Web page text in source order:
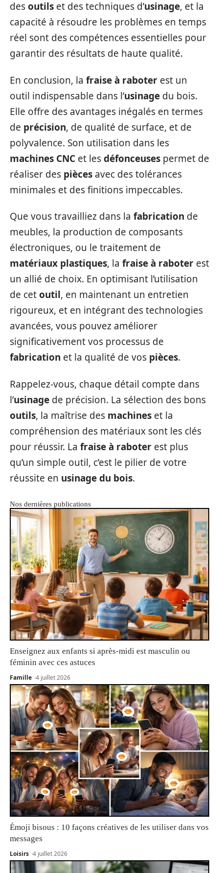
desoutils et des techniques d’usinage, et la
capacité à résoudre les problèmes en temps
réel sont des compétences essentielles pour
garantir des résultats de haute qualité.
En conclusion, la fraise à raboter est un
outil indispensable dans l’usinage du bois.
Elle offre des avantages inégalés en termes
de précision, de qualité de surface, et de
polyvalence. Son utilisation dans les
machines CNC et lesdéfonceuses permet de
réaliser des pièces avec des tolérances
minimales et des finitions impeccables.
Que vous travailliez dans la fabrication de
meubles, la production de composants
électroniques, ou le traitement de
matériaux plastiques, la fraise à raboter est
un allié de choix. En optimisant l’utilisation
de cetoutil, en maintenant un entretien
rigoureux, et en intégrant des technologies
avancées, vous pouvez améliorer
significativement vos processus de
fabrication et la qualité de vos pièces.
Rappelez-vous, chaque détail compte dans
l’usinage de précision. La sélection des bons
outils, la maîtrise des machines et la
compréhension des matériaux sont les clés
pour réussir. La fraise à raboter est plus
qu’un simple outil, c’est le pilier de votre
réussite en usinage du bois.
Nos dernières publications
Enseignez aux enfants si après-midi est masculin ou
féminin avec ces astuces
Famille 4 juillet 2026
Émoji bisous : 10 façons créatives de les utiliser dans vos
messages
Loisirs 4 juillet 2026